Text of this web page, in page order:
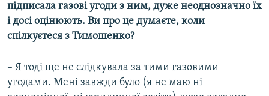
підписала газові угоди з ним, дуже неоднозначно їх
і досі оцінюють. Ви про це думаєте, коли
спілкуєтеся з Тимошенко?
– Я тоді ще не слідкувала за тими газовими
угодами. Мені завжди було (я не маю ні